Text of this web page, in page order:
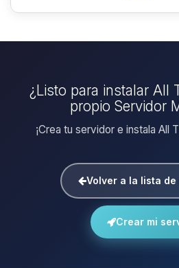
¿Listo para instalar All
propio Servidor
¡Crea tu servidor e instala All
Volver a la lista de
Crear mi